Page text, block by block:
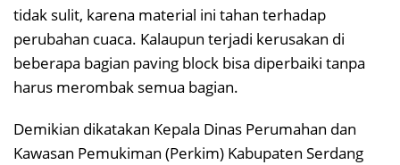
tidak sulit, karena material ini tahan terhadap
perubahan cuaca. Kalaupun terjadi kerusakan di
beberapa bagian paving block bisa diperbaiki tanpa
harus merombak semua bagian.
Demikian dikatakan Kepala Dinas Perumahan dan
Kawasan Pemukiman (Perkim) Kabupaten Serdang